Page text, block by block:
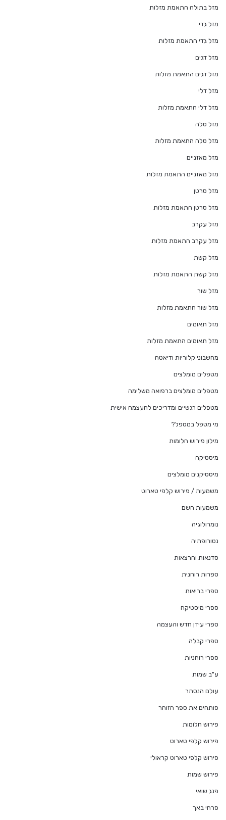
מזל בתולה התאמת מזלות
מזל גדי
מזל גדי התאמת מזלות
מזל דגים
מזל דגים התאמת מזלות
מזל דלי
מזל דלי התאמת מזלות
מזל טלה
מזל טלה התאמת מזלות
מזל מאזניים
מזל מאזניים התאמת מזלות
מזל סרטן
מזל סרטן התאמת מזלות
מזל עקרב
מזל עקרב התאמת מזלות
מזל קשת
מזל קשת התאמת מזלות
מזל שור
מזל שור התאמת מזלות
מזל תאומים
מזל תאומים התאמת מזלות
מחשבוני קלוריות ודיאטה
מטפלים מומלצים
מטפלים מומלצים ברפואה משלימה
מטפלים רגשיים ומדריכים להעצמה אישית
מי מטפל במטפל?
מילון פירוש חלומות
מיסטיקה
מיסטיקנים מומלצים
משמעות / פירוש קלפי טארוט
משמעות השם
נומרולוגיה
נטורופתיה
סדנאות והרצאות
ספרות רוחנית
ספרי בריאות
ספרי מיסטיקה
ספרי עידן חדש והעצמה
ספרי קבלה
ספרי רוחניות
ע"ב שמות
עולם הנסתר
פותחים את ספר הזוהר
פירוש חלומות
פירוש קלפי טארוט
פירוש קלפי טארוט קראולי
פירוש שמות
פנג שואי
פרחי באך